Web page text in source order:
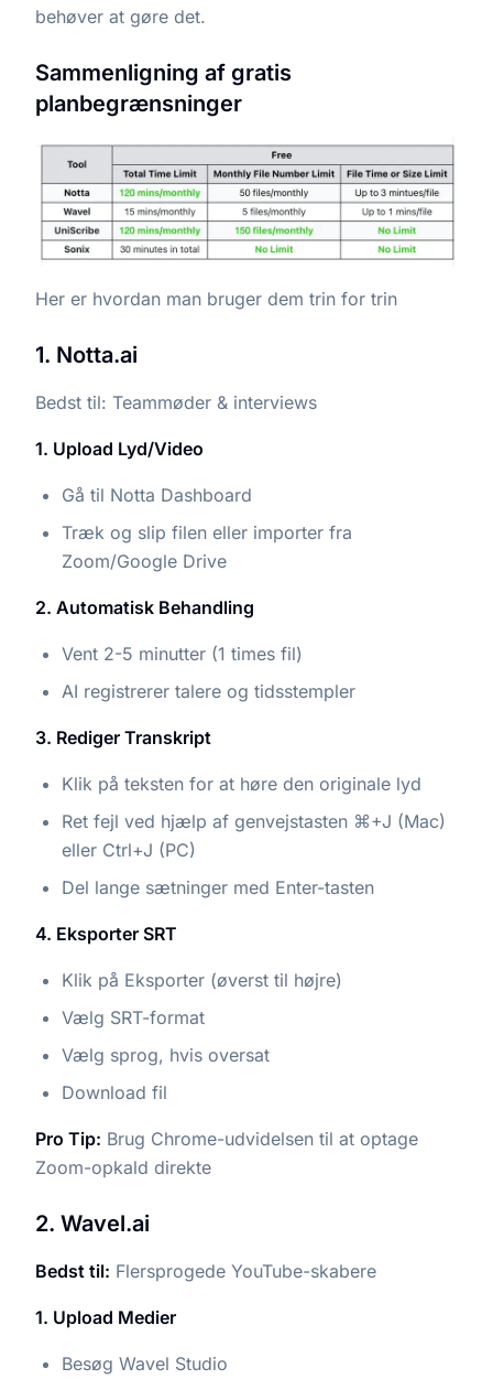
behøver at gøre det.
Sammenligning af gratis
planbegrænsninger
Her er hvordan man bruger dem trin for trin
1. Notta.ai
Bedst til: Teammøder & interviews
1. Upload Lyd/Video
Gå til Notta Dashboard
Træk og slip filen eller importer fra
Zoom/Google Drive
2. Automatisk Behandling
Vent 2-5 minutter (1 times fil)
AI registrerer talere og tidsstempler
3. Rediger Transkript
Klik på teksten for at høre den originale lyd
Ret fejl ved hjælp af genvejstasten ⌘+J (Mac)
eller Ctrl+J (PC)
Del lange sætninger med Enter-tasten
4. Eksporter SRT
Klik på Eksporter (øverst til højre)
Vælg SRT-format
Vælg sprog, hvis oversat
Download fil
Pro Tip: Brug Chrome-udvidelsen til at optage
Zoom-opkald direkte
2. Wavel.ai
Bedst til: Flersprogede YouTube-skabere
1. Upload Medier
Besøg Wavel Studio